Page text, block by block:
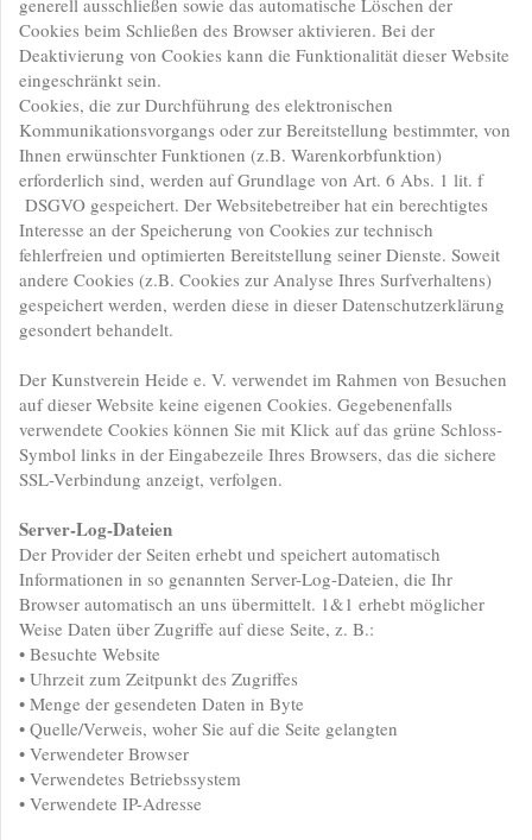
generell ausschließen sowie das automatische Löschen der
Cookies beim Schließen des Browser aktivieren. Bei der
Deaktivierung von Cookies kann die Funktionalität dieser Website
eingeschränkt sein.
Cookies, die zur Durchführung des elektronischen
Kommunikationsvorgangs oder zur Bereitstellung bestimmter, von
Ihnen erwünschter Funktionen (z.B. Warenkorbfunktion)
erforderlich sind, werden auf Grundlage von Art. 6 Abs. 1 lit. f
DSGVO gespeichert. Der Websitebetreiber hat ein berechtigtes
Interesse an der Speicherung von Cookies zur technisch
fehlerfreien und optimierten Bereitstellung seiner Dienste. Soweit
andere Cookies (z.B. Cookies zur Analyse Ihres Surfverhaltens)
gespeichert werden, werden diese in dieser Datenschutzerklärung
gesondert behandelt.
Der Kunstverein Heide e. V. verwendet im Rahmen von Besuchen
auf dieser Website keine eigenen Cookies. Gegebenenfalls
verwendete Cookies können Sie mit Klick auf das grüne Schloss-
Symbol links in der Eingabezeile Ihres Browsers, das die sichere
SSL-Verbindung anzeigt, verfolgen.
Server-Log-Dateien
Der Provider der Seiten erhebt und speichert automatisch
Informationen in so genannten Server-Log-Dateien, die Ihr
Browser automatisch an uns übermittelt. 1&1 erhebt möglicher
Weise Daten über Zugriffe auf diese Seite, z. B.:
• Besuchte Website
• Uhrzeit zum Zeitpunkt des Zugriffes
• Menge der gesendeten Daten in Byte
• Quelle/Verweis, woher Sie auf die Seite gelangten
• Verwendeter Browser
• Verwendetes Betriebssystem
• Verwendete IP-Adresse